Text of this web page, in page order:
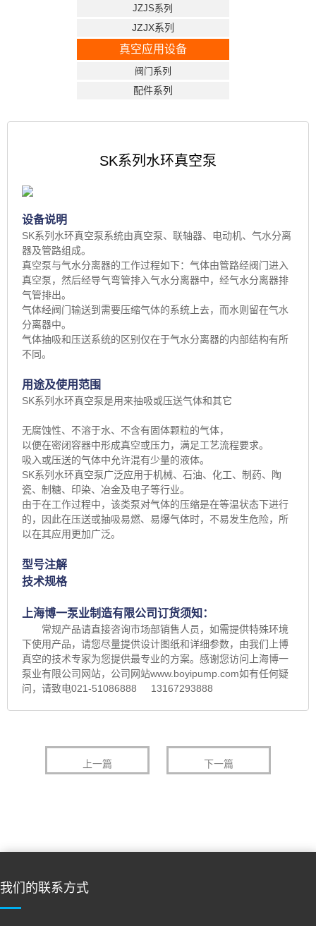
JZJS系列
JZJX系列
真空应用设备
阀门系列
配件系列
SK系列水环真空泵
设备说明
SK系列水环真空泵系统由真空泵、联轴器、电动机、气水分离
器及管路组成。
真空泵与气水分离器的工作过程如下：气体由管路经阀门进入
真空泵，然后经导气弯管排入气水分离器中，经气水分离器排
气管排出。
气体经阀门输送到需要压缩气体的系统上去，而水则留在气水
分离器中。
气体抽吸和压送系统的区别仅在于气水分离器的内部结构有所
不同。
用途及使用范围
SK系列水环真空泵是用来抽吸或压送气体和其它
无腐蚀性、不溶于水、不含有固体颗粒的气体，
以便在密闭容器中形成真空或压力，满足工艺流程要求。
吸入或压送的气体中允许混有少量的液体。
SK系列水环真空泵广泛应用于机械、石油、化工、制药、陶
瓷、制糖、印染、冶金及电子等行业。
由于在工作过程中，该类泵对气体的压缩是在等温状态下进行
的，因此在压送或抽吸易燃、易爆气体时，不易发生危险，所
以在其应用更加广泛。
型号注解
技术规格
上海博一泵业制造有限公司订货须知：
常规产品请直接咨询市场部销售人员，如需提供特殊环境
下使用产品，请您尽量提供设计图纸和详细参数，由我们上博
真空的技术专家为您提供最专业的方案。感谢您访问上海博一
泵业有限公司网站，公司网站www.boyipump.com如有任何疑
问，请致电021-51086888 13167293888
上一篇 下一篇
我们的联系方式